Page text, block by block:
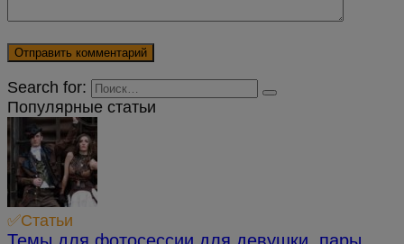
Search for:
Популярные статьи
✅Статьи